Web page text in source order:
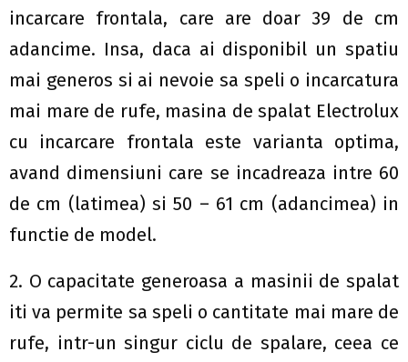
incarcare frontala, care are doar 39 de cm
adancime. Insa, daca ai disponibil un spatiu
mai generos si ai nevoie sa speli o incarcatura
mai mare de rufe, masina de spalat Electrolux
cu incarcare frontala este varianta optima,
avand dimensiuni care se incadreaza intre 60
de cm (latimea) si 50 – 61 cm (adancimea) in
functie de model.
2. O capacitate generoasa a masinii de spalat
iti va permite sa speli o cantitate mai mare de
rufe, intr-un singur ciclu de spalare, ceea ce